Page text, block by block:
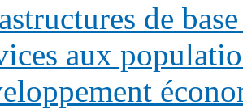
de
aux